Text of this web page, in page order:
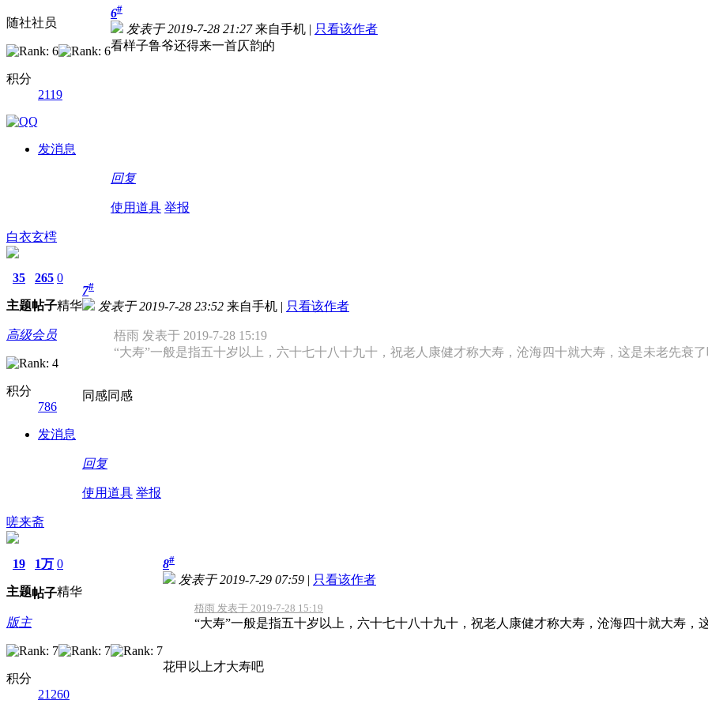
随社社员
积分
2119
发消息
6#
发表于 2019-7-28 21:27 来自手机 | 只看该作者
看样子鲁爷还得来一首仄韵的
回复
使用道具 举报
白衣玄樗
35
主题
265
帖子
0
精华
高级会员
积分
786
发消息
7#
发表于 2019-7-28 23:52 来自手机 | 只看该作者
梧雨 发表于 2019-7-28 15:19
“大寿”一般是指五十岁以上，六十七十八十九十，祝老人康健才称大寿，沧海四十就大寿，这是未老先衰了
同感同感
回复
使用道具 举报
嗟来斋
19
主题
1万
帖子
0
精华
版主
积分
21260
8#
发表于 2019-7-29 07:59 | 只看该作者
梧雨 发表于 2019-7-28 15:19
“大寿”一般是指五十岁以上，六十七十八十九十，祝老人康健才称大寿，沧海四十就大寿，
花甲以上才大寿吧